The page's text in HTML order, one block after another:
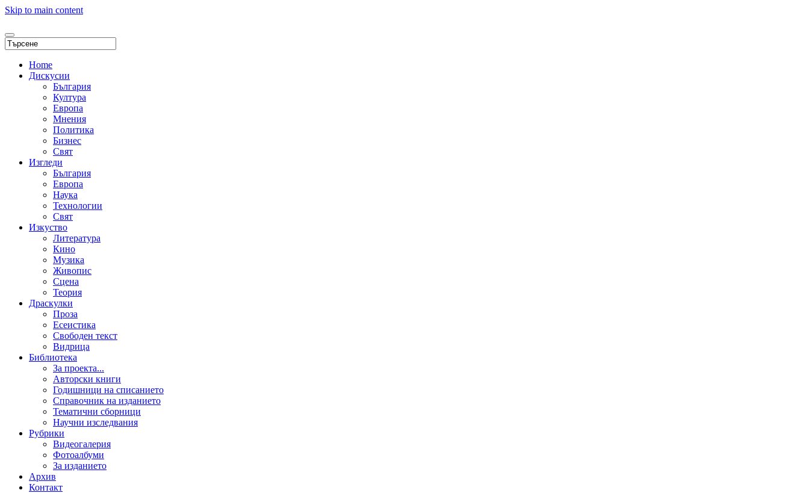
Skip to main content
Home
Дискусии
България
Култура
Европа
Мнения
Политика
Бизнес
Свят
Изгледи
България
Европа
Наука
Технологии
Свят
Изкуство
Литература
Кино
Музика
Живопис
Сцена
Теория
Драскулки
Проза
Есеистика
Свободен текст
Видрица
Библиотека
За проекта...
Авторски книги
Годишници на списанието
Справочник на изданието
Тематични сборници
Научни изследвания
Рубрики
Видеогалерия
Фотоалбуми
За изданието
Архив
Контакт